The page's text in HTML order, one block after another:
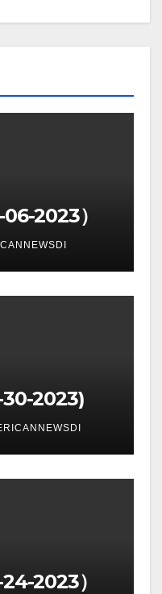
2023）
30-2023)
2023）